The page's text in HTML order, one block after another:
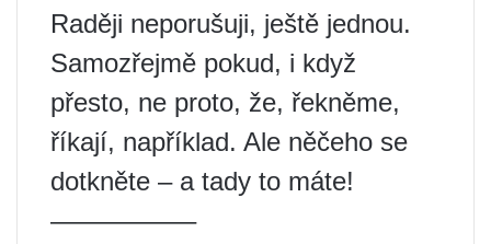
Raději neporušuji, ještě jednou.
Samozřejmě pokud, i když
přesto, ne proto, že, řekněme,
říkají, například. Ale něčeho se
dotkněte – a tady to máte!
—————–